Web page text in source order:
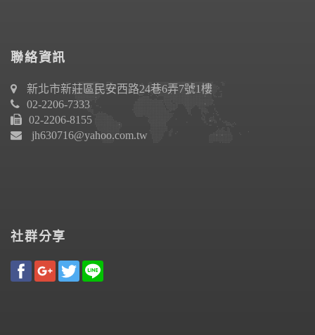
聯絡資訊
新北市新莊區民安西路24巷6弄7號1樓
02-2206-7333
02-2206-8155
jh630716@yahoo.com.tw
社群分享